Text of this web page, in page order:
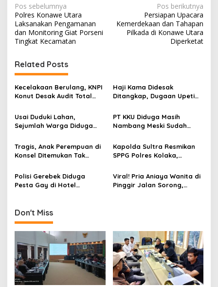
N
a
v
g
a
s
p
o
s
Pos sebelumnya
Polres Konawe Utara
Laksanakan Pengamanan
dan Monitoring Giat Porseni
Tingkat Kecamatan
Pos berikutnya
Persiapan Upacara
Kemerdekaan dan Tahapan
Pilkada di Konawe Utara
Diperketat
Related Posts
Kecelakaan Berulang, KNPI
Konut Desak Audit Total
SPL
Haji Kama Didesak
Ditangkap, Dugaan Upeti
di Tambang Emas Ilegal
Bombana
Usai Duduki Lahan,
Sejumlah Warga Diduga
Turun Tangan
PT KKU Diduga Masih
Nambang Meski Sudah
Tragis, Anak Perempuan di
Konsel Ditemukan Tak
Kapolda Sultra Resmikan
SPPG Polres Kolaka,
Anak Sekolah
Polisi Gerebek Diduga
Pesta Gay di Hotel
dalam Kondisi Bugil
Viral! Pria Aniaya Wanita di
Pinggir Jalan Sorong,
Don't Miss